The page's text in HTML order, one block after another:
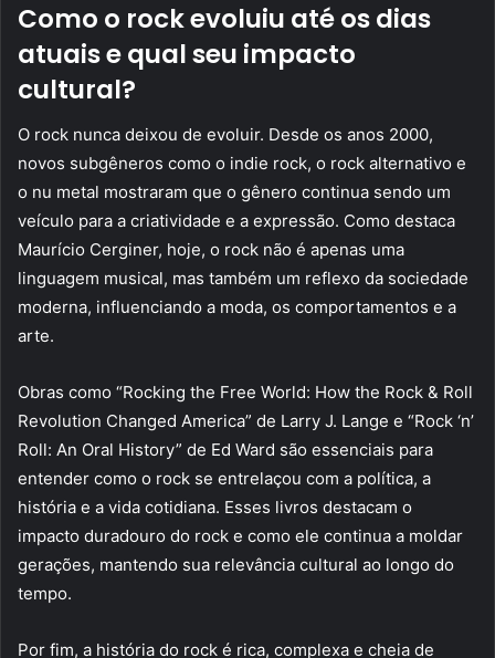
Como o rock evoluiu até os dias
atuais e qual seu impacto
cultural?
O rock nunca deixou de evoluir. Desde os anos 2000,
novos subgêneros como o indie rock, o rock alternativo e
o nu metal mostraram que o gênero continua sendo um
veículo para a criatividade e a expressão. Como destaca
Maurício Cerginer, hoje, o rock não é apenas uma
linguagem musical, mas também um reflexo da sociedade
moderna, influenciando a moda, os comportamentos e a
arte.
Obras como “Rocking the Free World: How the Rock & Roll
Revolution Changed America” de Larry J. Lange e “Rock ‘n’
Roll: An Oral History” de Ed Ward são essenciais para
entender como o rock se entrelaçou com a política, a
história e a vida cotidiana. Esses livros destacam o
impacto duradouro do rock e como ele continua a moldar
gerações, mantendo sua relevância cultural ao longo do
tempo.
Por fim, a história do rock é rica, complexa e cheia de